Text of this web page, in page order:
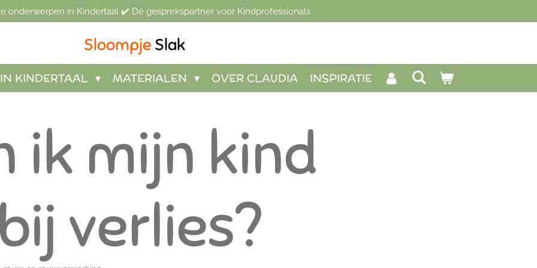
onderwerpen in Kindertaal ✔️ Dé gesprekspartner voor Kindprofessionals
Sloompje Slak
KINDERTAAL MATERIALEN OVER CLAUDIA INSPIRATIE
ik mijn kind
verlies?